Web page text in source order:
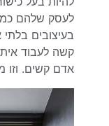
לעסק שלהם כמה
בעיצובים
קשה לעבוד
אדם קשים. וזו